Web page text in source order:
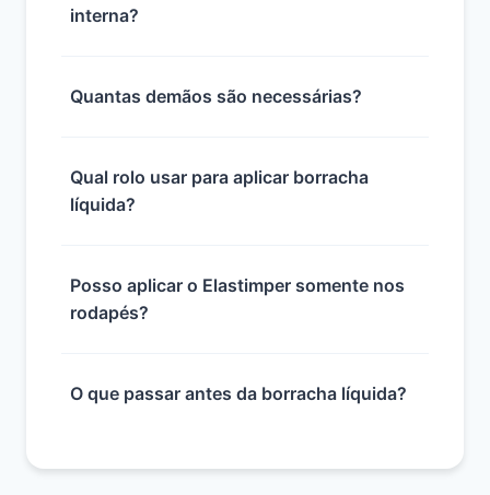
interna?
Quantas demãos são necessárias?
Qual rolo usar para aplicar borracha
líquida?
Posso aplicar o Elastimper somente nos
rodapés?
O que passar antes da borracha líquida?